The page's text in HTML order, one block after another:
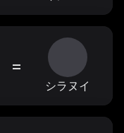
=
シラヌイ